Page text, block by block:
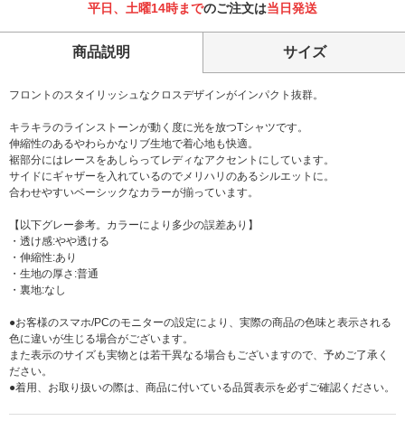
平日、土曜14時までのご注文は当日発送
商品説明 サイズ
フロントのスタイリッシュなクロスデザインがインパクト抜群。
キラキラのラインストーンが動く度に光を放つTシャツです。
伸縮性のあるやわらかなリブ生地で着心地も快適。
裾部分にはレースをあしらってレディなアクセントにしています。
サイドにギャザーを入れているのでメリハリのあるシルエットに。
合わせやすいベーシックなカラーが揃っています。
【以下グレー参考。カラーにより多少の誤差あり】
・透け感:やや透ける
・伸縮性:あり
・生地の厚さ:普通
・裏地:なし
●お客様のスマホ/PCのモニターの設定により、実際の商品の色味と表示される
色に違いが生じる場合がございます。
また表示のサイズも実物とは若干異なる場合もございますので、予めご了承く
ださい。
●着用、お取り扱いの際は、商品に付いている品質表示を必ずご確認ください。